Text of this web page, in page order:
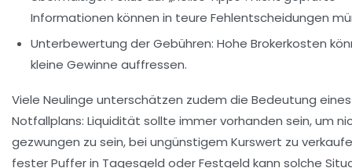
Informationen können in teure Fehlentscheidungen
Unterbewertung der Gebühren: Hohe Brokerkosten
kleine Gewinne auffressen.
Viele Neulinge unterschätzen zudem die Bedeutung eines
Notfallplans: Liquidität sollte immer vorhanden sein, um
gezwungen zu sein, bei ungünstigem Kurswert zu
fester Puffer in Tagesgeld oder Festgeld kann solche